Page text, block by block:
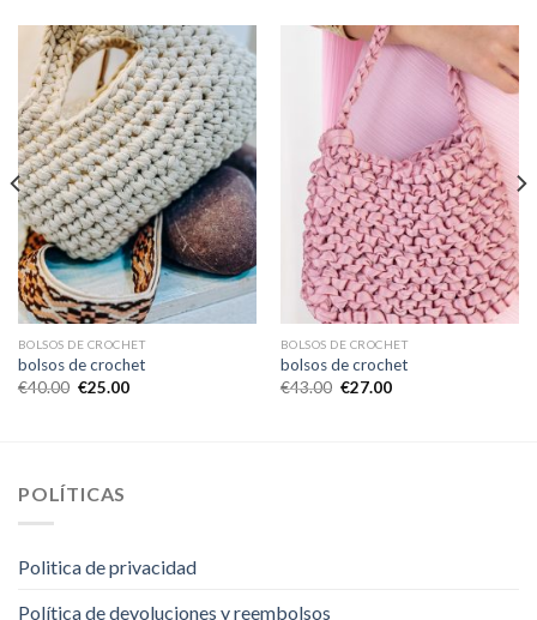
BOLSOS DE CROCHET
bolsos de crochet
€40.00 €25.00
BOLSOS DE CROCHET
bolsos de crochet
€43.00 €27.00
POLÍTICAS
Politica de privacidad
Política de devoluciones y reembolsos